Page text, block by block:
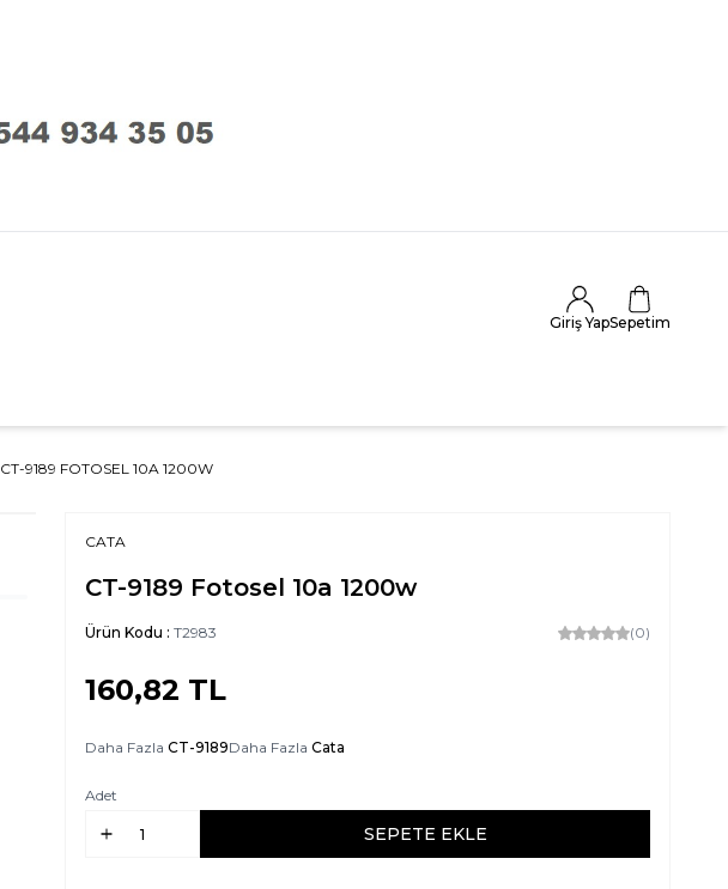
Giriş YapSepetim
CT-9189 FOTOSEL 10A 1200W
CATA
CT-9189 Fotosel 10a 1200w
Ürün Kodu : T2983 (0)
160,82 TL
Daha Fazla CT-9189Daha Fazla Cata
Adet
SEPETE EKLE